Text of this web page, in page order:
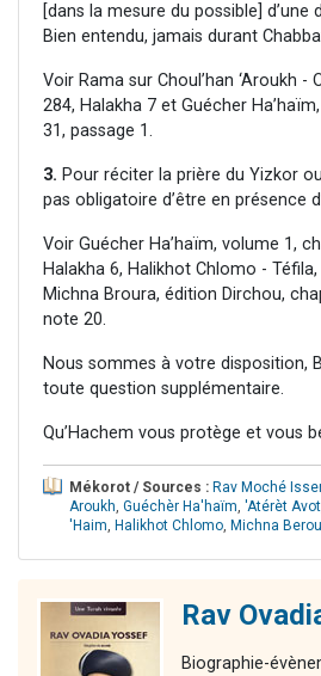
[dans la mesure du possible] d’une
Bien entendu, jamais durant
Voir Rama sur Choul’han ‘Aroukh -
284, Halakha 7 et Guécher
31, passage 1.
3. Pour réciter la prière du Yizkor
pas obligatoire d’être en présence
Voir Guécher Ha’haïm, volume 1,
Halakha 6, Halikhot Chlomo -
Michna Broura, édition Dirchou,
note 20.
Nous sommes à votre disposition,
toute question supplémentaire.
Qu’Hachem vous protège et vous
Mékorot / Sources : Rav Moché
Aroukh, Guéchèr Ha'haïm, 'Atérèt Avot
'Haim, Halikhot Chlomo, Michna
Rav
Biographie-